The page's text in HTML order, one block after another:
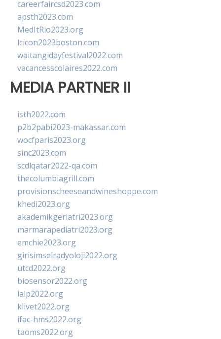
careerfaircsd2023.com
apsth2023.com
MedItRio2023.org
lcicon2023boston.com
waitangidayfestival2022.com
vacancesscolaires2022.com
MEDIA PARTNER II
isth2022.com
p2b2pabi2023-makassar.com
wocfparis2023.org
sinc2023.com
scdlqatar2022-qa.com
thecolumbiagrill.com
provisionscheeseandwineshoppe.com
khedi2023.org
akademikgeriatri2023.org
marmarapediatri2023.org
emchie2023.org
girisimselradyoloji2022.org
utcd2022.org
biosensor2022.org
ialp2022.org
klivet2022.org
ifac-hms2022.org
taoms2022.org